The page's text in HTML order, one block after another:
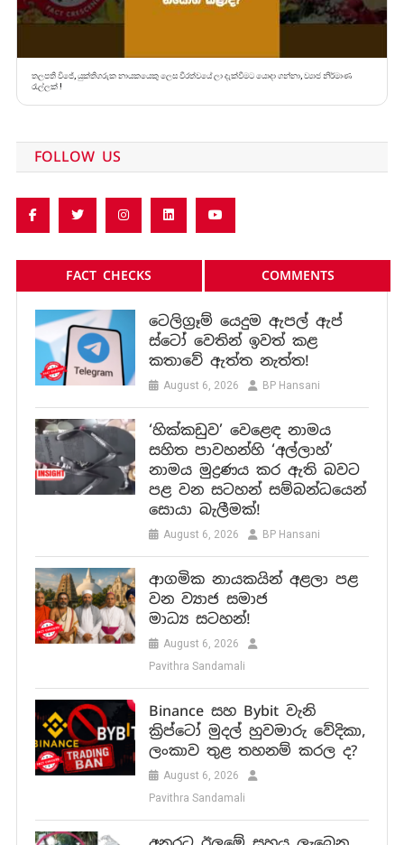
තලපති විජේ, යුක්තිගරුක නායකයෙකු ලෙස වීරත්වයේ ලා දැක්වීමට යොදා ගන්නා, ව්‍යාජ නිර්මාණ
රැල්ලක් !
FOLLOW US
FACT CHECKS COMMENTS
ටෙලිග්‍රෑම් යෙදුම ඇපල් ඇප්
ස්ටෝ වෙතින් ඉවත් කළ
කතාවේ ඇත්ත නැත්ත!
August 6, 2026 BP Hansani
‘හික්කඩුව’ වෙළෙඳ නාමය
සහිත පාවහන්හි ‘අල්ලාහ්’
නාමය මුද්‍රණය කර ඇති බවට
පළ වන සටහන් සම්බන්ධයෙන්
සොයා බැලීමක්!
August 6, 2026 BP Hansani
ආගමික නායකයින් අළලා පළ
වන ව්‍යාජ සමාජ
මාධ්‍ය සටහන්!
August 6, 2026
Pavithra Sandamali
Binance සහ Bybit වැනි
ක්‍රිප්ටෝ මුදල් හුවමාරු වේදිකා,
ලංකාව තුළ තහනම් කරල ද?
August 6, 2026
Pavithra Sandamali